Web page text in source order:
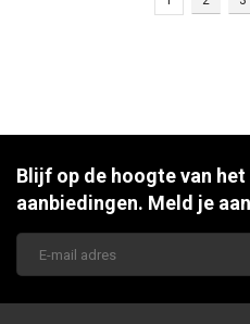
Blijf op de hoogte van
aanbiedingen. Meld je